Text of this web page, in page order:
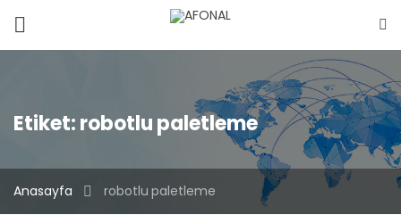
Etiket:robotlu paletleme
Anasayfa robotlu paletleme